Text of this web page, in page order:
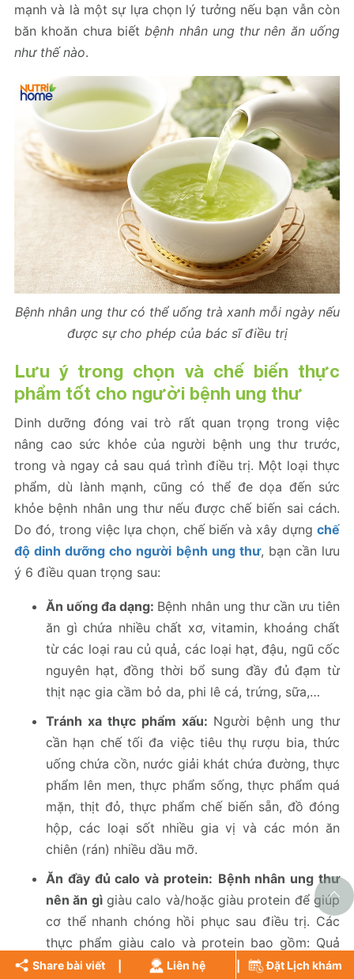
mạnh và là một sự lựa chọn lý tưởng nếu bạn vẫn còn
băn khoăn chưa biết bệnh nhân ung thư nên ăn uống
như thế nào.
Bệnh nhân ung thư có thể uống trà xanh mỗi ngày nếu
được sự cho phép của bác sĩ điều trị
Lưu ý trong chọn và chế biến thực
phẩm tốt cho người bệnh ung thư
Dinh dưỡng đóng vai trò rất quan trọng trong việc
nâng cao sức khỏe của người bệnh ung thư trước,
trong và ngay cả sau quá trình điều trị. Một loại thực
phẩm, dù lành mạnh, cũng có thể đe dọa đến sức
khỏe bệnh nhân ung thư nếu được chế biến sai cách.
Do đó, trong việc lựa chọn, chế biến và xây dựng chế
độ dinh dưỡng cho người bệnh ung thư, bạn cần lưu
ý 6 điều quan trọng sau:
Ăn uống đa dạng: Bệnh nhân ung thư cần ưu tiên
ăn gì chứa nhiều chất xơ, vitamin, khoáng chất
từ các loại rau củ quả, các loại hạt, đậu, ngũ cốc
nguyên hạt, đồng thời bổ sung đầy đủ đạm từ
thịt nạc gia cầm bỏ da, phi lê cá, trứng, sữa,…
Tránh xa thực phẩm xấu: Người bệnh ung thư
cần hạn chế tối đa việc tiêu thụ rượu bia, thức
uống chứa cồn, nước giải khát chứa đường, thực
phẩm lên men, thực phẩm sống, thực phẩm quá
mặn, thịt đỏ, thực phẩm chế biến sẵn, đồ đóng
hộp, các loại sốt nhiều gia vị và các món ăn
chiên (rán) nhiều dầu mỡ.
Ăn đầy đủ calo và protein: Bệnh nhân ung thư
nên ăn gìgiàu calo và/hoặc giàu protein để giúp
cơ thể nhanh chóng hồi phục sau điều trị. Các
thực phẩm giàu calo và protein bao gồm: Quả
bơ, bơ đậu phộng, phi lê cá, nạc cá béo (cả da),
Share bài viết Liên hệ Đặt Lịch khám